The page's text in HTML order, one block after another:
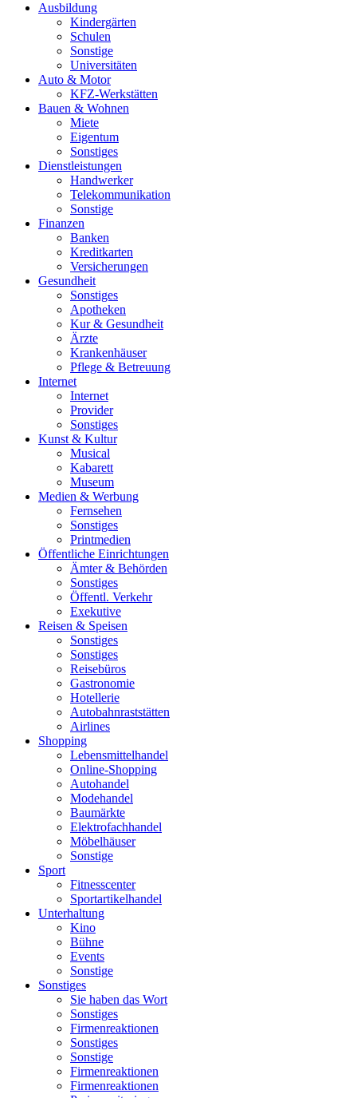
Ausbildung
Kindergärten
Schulen
Sonstige
Universitäten
Auto & Motor
KFZ-Werkstätten
Bauen & Wohnen
Miete
Eigentum
Sonstiges
Dienstleistungen
Handwerker
Telekommunikation
Sonstige
Finanzen
Banken
Kreditkarten
Versicherungen
Gesundheit
Sonstiges
Apotheken
Kur & Gesundheit
Ärzte
Krankenhäuser
Pflege & Betreuung
Internet
Internet
Provider
Sonstiges
Kunst & Kultur
Musical
Kabarett
Museum
Medien & Werbung
Fernsehen
Sonstiges
Printmedien
Öffentliche Einrichtungen
Ämter & Behörden
Sonstiges
Öffentl. Verkehr
Exekutive
Reisen & Speisen
Sonstiges
Sonstiges
Reisebüros
Gastronomie
Hotellerie
Autobahnraststätten
Airlines
Shopping
Lebensmittelhandel
Online-Shopping
Autohandel
Modehandel
Baumärkte
Elektrofachhandel
Möbelhäuser
Sonstige
Sport
Fitnesscenter
Sportartikelhandel
Unterhaltung
Kino
Bühne
Events
Sonstige
Sonstiges
Sie haben das Wort
Sonstiges
Firmenreaktionen
Sonstiges
Sonstige
Firmenreaktionen
Firmenreaktionen